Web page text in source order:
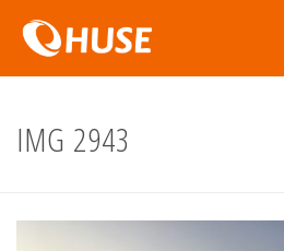
IMG 2943